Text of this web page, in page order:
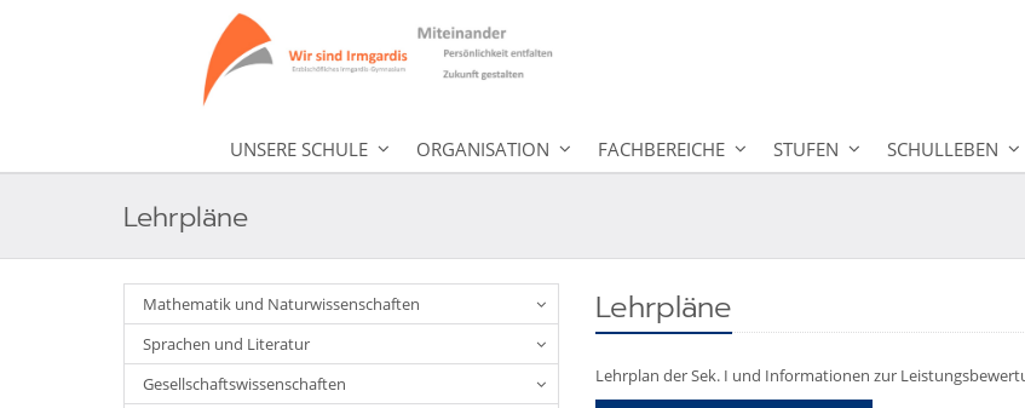
UNSERE SCHULE ORGANISATION FACHBEREICHE STUFEN SCHULLEBEN
Lehrpläne
Mathematik und Naturwissenschaften
Sprachen und Literatur
Gesellschaftswissenschaften
Lehrpläne
Lehrplan der Sek. I und Informationen zur